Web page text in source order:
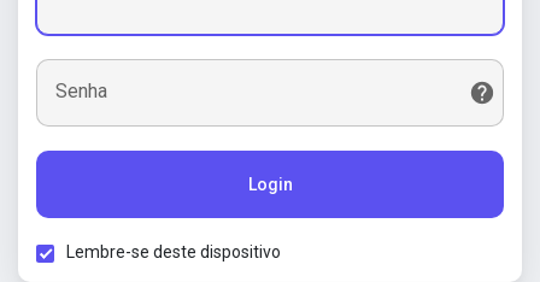
Senha
Login
Lembre-se deste dispositivo